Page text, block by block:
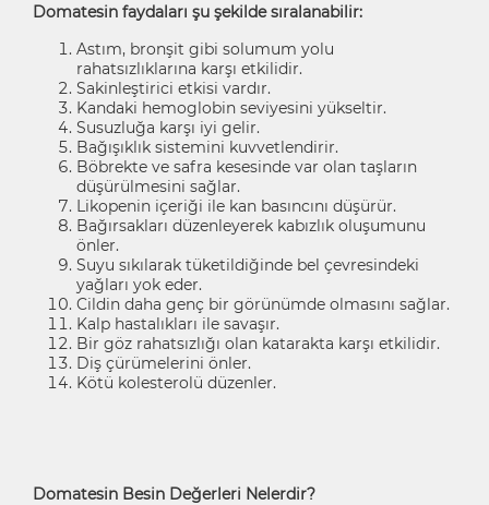
Domatesin faydaları şu şekilde sıralanabilir:
Astım, bronşit gibi solumum yolu
rahatsızlıklarına karşı etkilidir.
Sakinleştirici etkisi vardır.
Kandaki hemoglobin seviyesini yükseltir.
Susuzluğa karşı iyi gelir.
Bağışıklık sistemini kuvvetlendirir.
Böbrekte ve safra kesesinde var olan taşların
düşürülmesini sağlar.
Likopenin içeriği ile kan basıncını düşürür.
Bağırsakları düzenleyerek kabızlık oluşumunu
önler.
Suyu sıkılarak tüketildiğinde bel çevresindeki
yağları yok eder.
Cildin daha genç bir görünümde olmasını sağlar.
Kalp hastalıkları ile savaşır.
Bir göz rahatsızlığı olan katarakta karşı etkilidir.
Diş çürümelerini önler.
Kötü kolesterolü düzenler.
Domatesin Besin Değerleri Nelerdir?